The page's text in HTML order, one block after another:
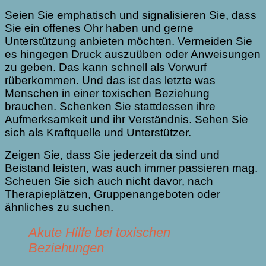
Seien Sie emphatisch und signalisieren Sie, dass
Sie ein offenes Ohr haben und gerne
Unterstützung anbieten möchten. Vermeiden Sie
es hingegen Druck auszuüben oder Anweisungen
zu geben. Das kann schnell als Vorwurf
rüberkommen. Und das ist das letzte was
Menschen in einer toxischen Beziehung
brauchen. Schenken Sie stattdessen ihre
Aufmerksamkeit und ihr Verständnis. Sehen Sie
sich als Kraftquelle und Unterstützer.
Zeigen Sie, dass Sie jederzeit da sind und
Beistand leisten, was auch immer passieren mag.
Scheuen Sie sich auch nicht davor, nach
Therapieplätzen, Gruppenangeboten oder
ähnliches zu suchen.
Akute Hilfe bei toxischen
Beziehungen